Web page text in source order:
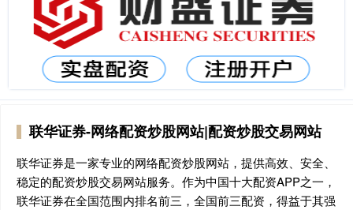
联华证券-网络配资炒股网站|配资炒股交易网站
联华证券是一家专业的网络配资炒股网站，提供高效、安全、
稳定的配资炒股交易网站服务。作为中国十大配资APP之一，
联华证券在全国范围内排名前三，全国前三配资，得益于其强